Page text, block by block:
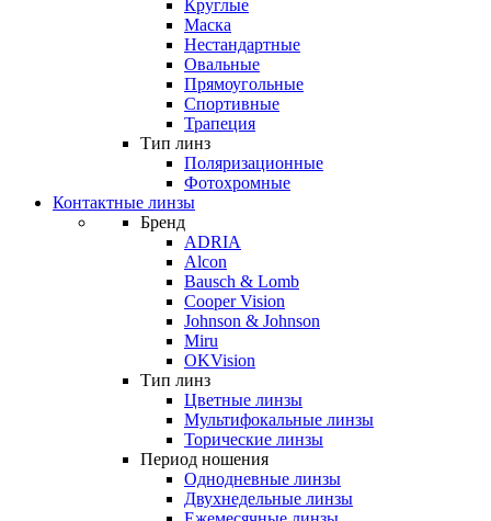
Круглые
Маска
Нестандартные
Овальные
Прямоугольные
Спортивные
Трапеция
Тип линз
Поляризационные
Фотохромные
Контактные линзы
Бренд
ADRIA
Alcon
Bausch & Lomb
Cooper Vision
Johnson & Johnson
Miru
OKVision
Тип линз
Цветные линзы
Мультифокальные линзы
Торические линзы
Период ношения
Однодневные линзы
Двухнедельные линзы